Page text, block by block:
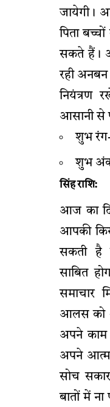
जायेगी।
पिता
सकते हैं।
रही
नियंत्रण
आसानी से
शुभ रंग-
शुभ
सिंह राशि:
आज का
आपकी
सकती है
साबित
समाचार
आलस को
अपने
अपने
सोच
बातों में